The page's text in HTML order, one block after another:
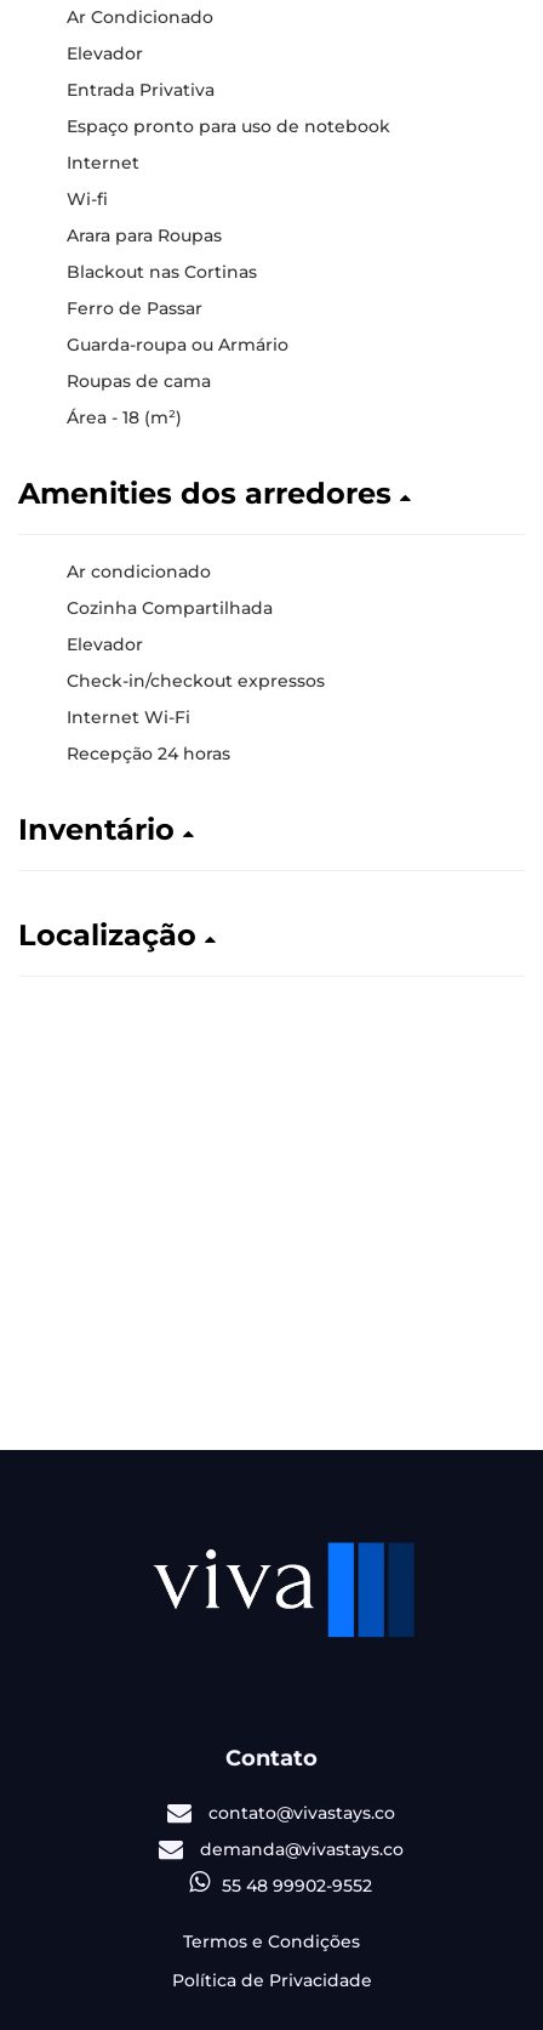
Ar Condicionado
Elevador
Entrada Privativa
Espaço pronto para uso de notebook
Internet
Wi-fi
Arara para Roupas
Blackout nas Cortinas
Ferro de Passar
Guarda-roupa ou Armário
Roupas de cama
Área - 18 (m²)
Amenities dos arredores
Ar condicionado
Cozinha Compartilhada
Elevador
Check-in/checkout expressos
Internet Wi-Fi
Recepção 24 horas
Inventário
Localização
Contato
contato@vivastays.co
demanda@vivastays.co
55 48 99902-9552
Termos e Condições
Política de Privacidade